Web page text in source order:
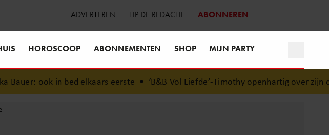
ADVERTEREN TIP DE REDACTIE ABONNEREN
HOROSCOOP ABONNEMENTEN SHOP MIJN PARTY
ook in bed elkaars eerste•‘B&B Vol Liefde’-Timothy openhartig over zijn